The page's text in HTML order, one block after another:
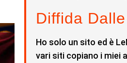
Diffida
Ho solo un sito ed è
vari siti copiano i miei